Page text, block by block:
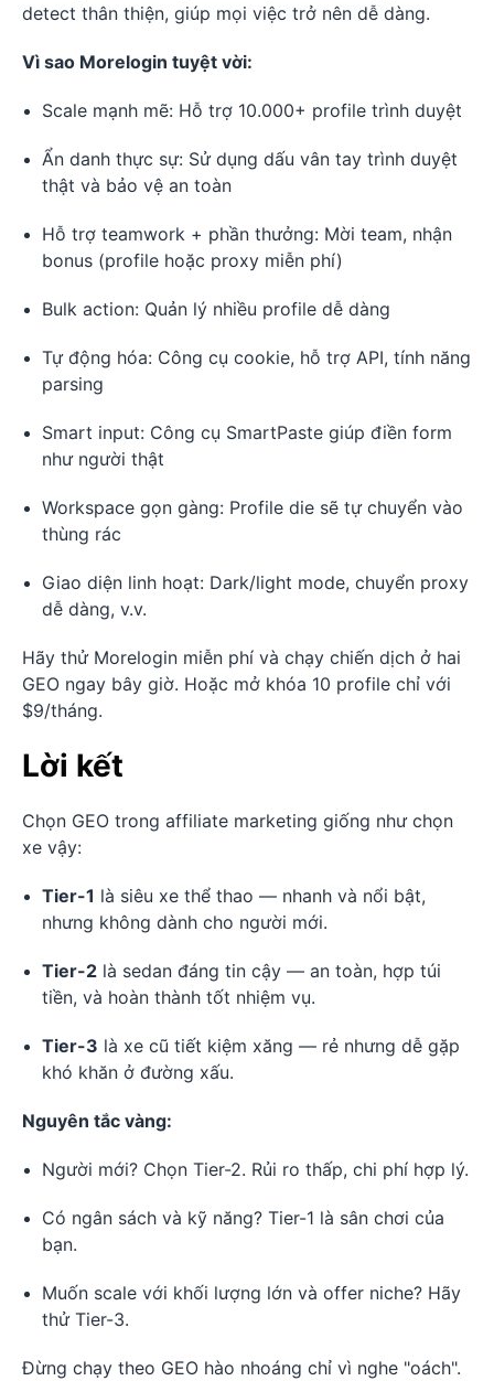
detect thân thiện, giúp mọi việc trở nên dễ dàng.
Vì sao Morelogin tuyệt vời:
Scale mạnh mẽ: Hỗ trợ 10.000+ profile trình duyệt
Ẩn danh thực sự: Sử dụng dấu vân tay trình duyệt
thật và bảo vệ an toàn
Hỗ trợ teamwork + phần thưởng: Mời team, nhận
bonus (profile hoặc proxy miễn phí)
Bulk action: Quản lý nhiều profile dễ dàng
Tự động hóa: Công cụ cookie, hỗ trợ API, tính năng
parsing
Smart input: Công cụ SmartPaste giúp điền form
như người thật
Workspace gọn gàng: Profile die sẽ tự chuyển vào
thùng rác
Giao diện linh hoạt: Dark/light mode, chuyển proxy
dễ dàng, v.v.
Hãy thử Morelogin miễn phí và chạy chiến dịch ở hai
GEO ngay bây giờ. Hoặc mở khóa 10 profile chỉ với
$9/tháng.
Lời kết
Chọn GEO trong affiliate marketing giống như chọn
xe vậy:
Tier-1 là siêu xe thể thao — nhanh và nổi bật,
nhưng không dành cho người mới.
Tier-2 là sedan đáng tin cậy — an toàn, hợp túi
tiền, và hoàn thành tốt nhiệm vụ.
Tier-3 là xe cũ tiết kiệm xăng — rẻ nhưng dễ gặp
khó khăn ở đường xấu.
Nguyên tắc vàng:
Người mới? Chọn Tier-2. Rủi ro thấp, chi phí hợp lý.
Có ngân sách và kỹ năng? Tier-1 là sân chơi của
bạn.
Muốn scale với khối lượng lớn và offer niche? Hãy
thử Tier-3.
Đừng chạy theo GEO hào nhoáng chỉ vì nghe "oách".